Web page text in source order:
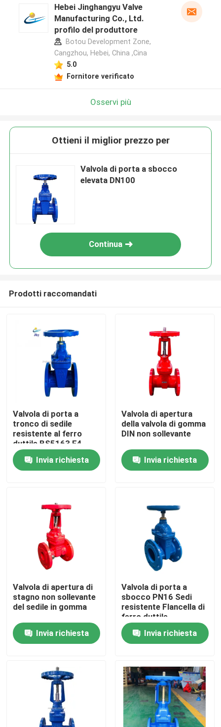
Casa
Prodotti
Chi siamo
Giro della fabbrica
Controllo di qualità
Contattaci
Valvola a saracinesca dei DI
Hebei Jinghangyu Valve
Manufacturing Co., Ltd.
profilo del produttore
Botou Development Zone,
Cangzhou, Hebei, China ,Cina
5.0
Fornitore verificato
Osservi più
Ottieni il miglior prezzo per
Valvola di porta a sbocco
elevata DN100
Continua
Prodotti raccomandati
Valvola di porta a
tronco di sedile
resistente al ferro
duttile BS5163 F4
Awwa
Invia richiesta
Valvola di apertura
della valvola di gomma
DIN non sollevante
Invia richiesta
Valvola di apertura di
stagno non sollevante
del sedile in gomma
Invia richiesta
Valvola di porta a
sbocco PN16 Sedi
resistente Flancella di
ferro duttile
Invia richiesta